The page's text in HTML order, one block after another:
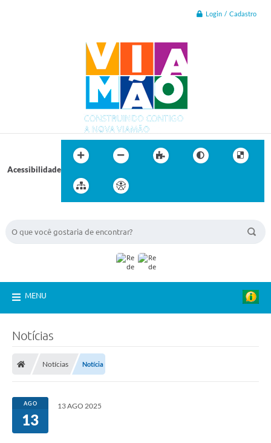
Login / Cadastro
Acessibilidade
MENU
Notícias
Notícias Notícia
AGO
13
13 AGO 2025